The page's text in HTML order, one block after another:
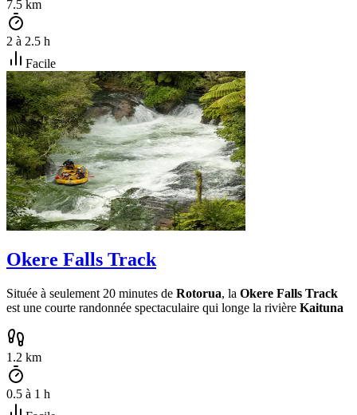
7.5 km
2 à 2.5 h
Facile
Okere Falls Track
Située à seulement 20 minutes de Rotorua, la Okere Falls Track
est une courte randonnée spectaculaire qui longe la rivière Kaituna
1.2 km
0.5 à 1 h